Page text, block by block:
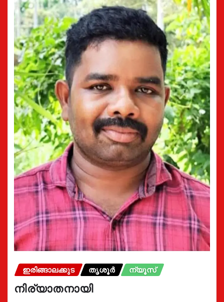
ഇരിങ്ങാലക്കുട തൃശൂർ ന്യൂസ്
നിര്യാതനായി